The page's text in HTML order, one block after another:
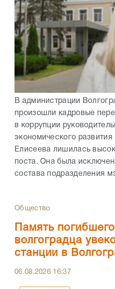
В администрации
произошли кадровые
в коррупции
экономического
Елисеева лишилась
поста. Она была
состава подразделения
Общество
Память
волгоградца
станции в
06.08.2026 16:37